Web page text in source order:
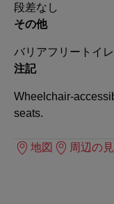
段差なし
その他
バリアフリートイレ
注記
Wheelchair-
seats.
地図 周辺の